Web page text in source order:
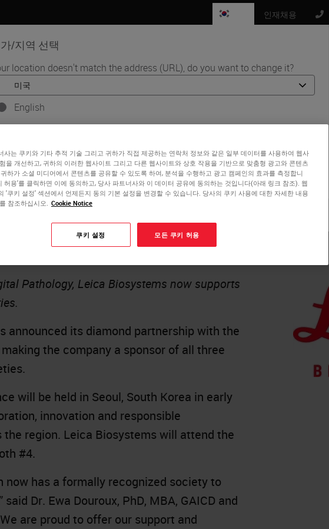
/지역 선택
location doesn't match the address (URL), do you want to change it?
English
에만 적용됩니다. 여기에는 모든 제품의 세부 정보/가용성, 문서, 가격 및 프로모션이
포함됩니다(이에 국한되지 않음).
인재채용
the Globe Through Sponsorship of Three Societies
Digital
Through
Societies
Pathology, Leica Biosystems now supports
announced its diamond partnership with the
making the company a sponsor of all three
will be held in Seoul, South Korea in early
innovation and responsible
region. Leica Biosystems will attend the
#4.
has a formally recognized society to
Dr. Ewa Douroux, PhD, MBA, GAICD and
are proud to offer our support and
사는 쿠키와 기타 추적 기술 그리고 귀하가 직접 제공하는 연락처 정보와 같은 일부 데이터를 사용하여 웹사
을 개선하고, 귀하의 이러한 웹사이트 그리고 다른 웹사이트와 상호 작용을 기반으로 맞춤형 광고와 콘텐츠
하가 소셜 미디어에서 콘텐츠를 공유할 수 있도록 하여, 분석을 수행하고 광고 캠페인의 효과를 측정합니
허용'를 클릭하면 이에 동의하고, 당사 파트너사와 이 데이터 공유에 동의하는 것입니다(아래 링크 참조). 웹
'쿠키 설정' 섹션에서 언제든지 동의 기본 설정을 변경할 수 있습니다. 당사의 쿠키 사용에 대한 자세한 내용
참조하십시오.
Cookie Notice
쿠키 설정 모든 쿠키 허용